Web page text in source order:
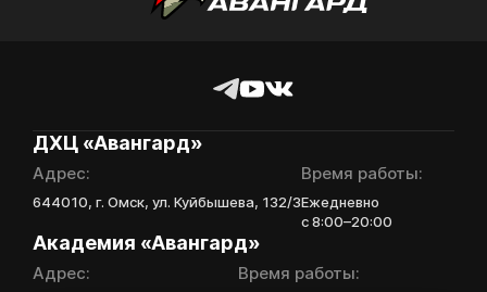
ДХЦ «Авангард»
Адрес:
644010, г. Омск, ул. Куйбышева, 132/3
Время работы:
Ежедневно
с 8:00–20:00
Академия «Авангард»
Адрес: Время работы: